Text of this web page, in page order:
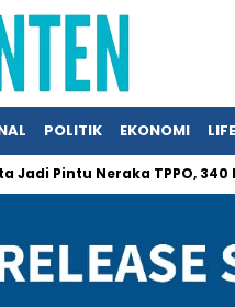
POLITIK EKONOMI
Neraka TPPO, 340